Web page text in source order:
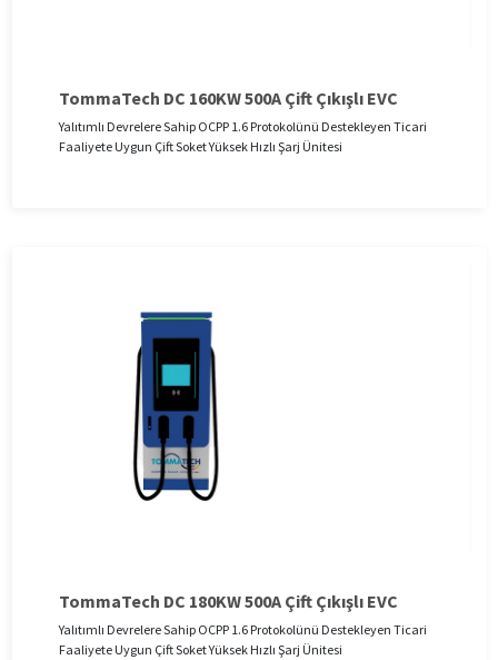
TommaTech DC 160KW 500A Çift Çıkışlı EVC
Yalıtımlı Devrelere Sahip OCPP 1.6 Protokolünü Destekleyen Ticari
Faaliyete Uygun Çift Soket Yüksek Hızlı Şarj Ünitesi
TommaTech DC 180KW 500A Çift Çıkışlı EVC
Yalıtımlı Devrelere Sahip OCPP 1.6 Protokolünü Destekleyen Ticari
Faaliyete Uygun Çift Soket Yüksek Hızlı Şarj Ünitesi